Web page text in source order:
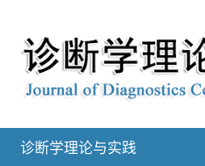
诊断学理论与实践